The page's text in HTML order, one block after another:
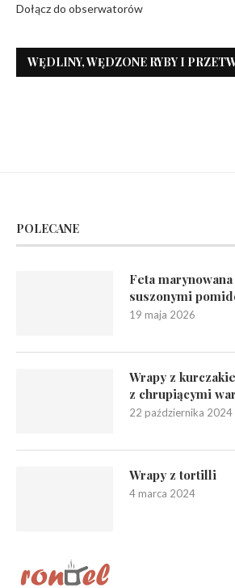
Dołącz do obserwatorów
WĘDLINY, WĘDZONE RYBY I
POLECANE
Feta
suszonymi
19 maja 2026
Wrapy z
z chrupiącymi
22 października 2024
Wrapy z tortilli
4 marca 2024